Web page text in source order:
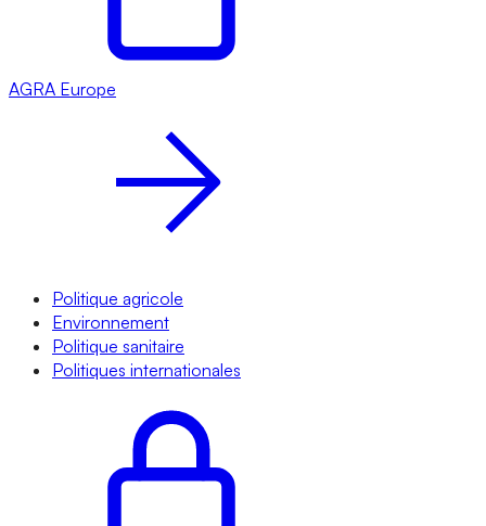
AGRA Europe
Politique agricole
Environnement
Politique sanitaire
Politiques internationales